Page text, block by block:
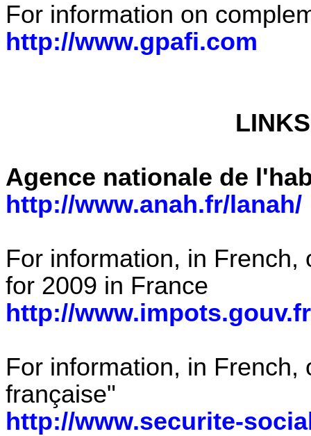
For information on
http://www.gpafi.com
Agence nationale de
http://www.anah.fr/lanah/
For information, in
for 2009 in France
http://www.impots.gouv.fr
For information, in
française"
http://www.securite-